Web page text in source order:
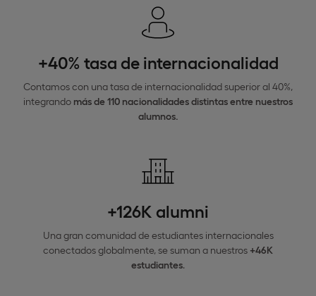
+40% tasa de internacionalidad
Contamos con una tasa de internacionalidad superior al 40%,
integrando más de 110 nacionalidades distintas entre nuestros
alumnos.
+126K alumni
Una gran comunidad de estudiantes internacionales
conectados globalmente, se suman a nuestros +46K
estudiantes.